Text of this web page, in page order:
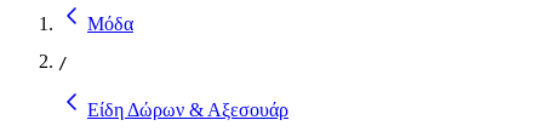
Μόδα
/
Είδη Δώρων & Αξεσουάρ